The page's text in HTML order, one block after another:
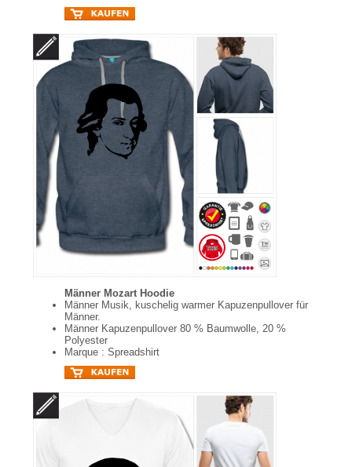
Männer Mozart Hoodie
Männer Musik, kuschelig warmer Kapuzenpullover für
Männer.
Männer Kapuzenpullover 80 % Baumwolle, 20 %
Polyester
Marque : Spreadshirt